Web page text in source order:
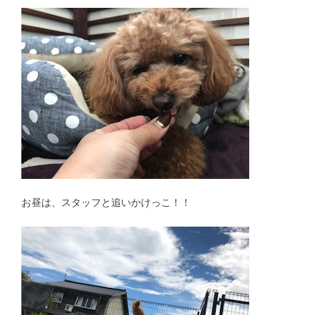
お昼は、スタッフと追いかけっこ！！